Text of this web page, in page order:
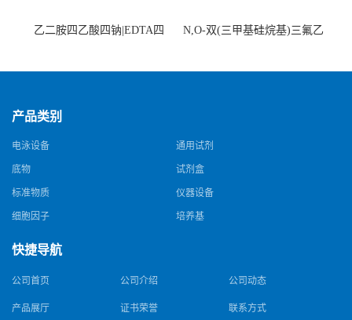
乙二胺四乙酸四钠|EDTA四
N,O-双(三甲基硅烷基)三氟乙
产品类别
电泳设备 通用试剂
底物 试剂盒
标准物质 仪器设备
细胞因子 培养基
快捷导航
公司首页 公司介绍 公司动态
产品展厅 证书荣誉 联系方式